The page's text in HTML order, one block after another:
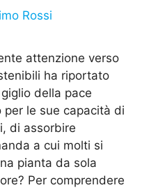
Rossi
attenzione verso
ha riportato
della pace
per le sue capacità di
di assorbire
a cui molti si
pianta da sola
Per comprendere